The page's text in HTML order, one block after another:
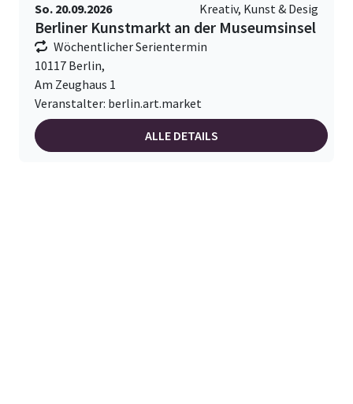
So. 20.09.2026 Kreativ, Kunst & Desig
Berliner Kunstmarkt an der Museumsinsel
Wöchentlicher Serientermin
10117 Berlin,
Am Zeughaus 1
Veranstalter: berlin.art.market
ALLE DETAILS